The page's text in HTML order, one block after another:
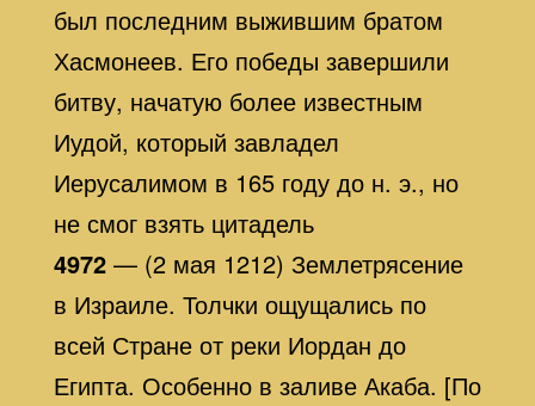
был последним выжившим братом
Хасмонеев. Его победы завершили
битву, начатую более известным
Иудой, который завладел
Иерусалимом в 165 году до н. э., но
не смог взять цитадель
4972— (2 мая 1212) Землетрясение
в Израиле. Толчки ощущались по
всей Стране от реки Иордан до
Египта. Особенно в заливе Акаба. [По